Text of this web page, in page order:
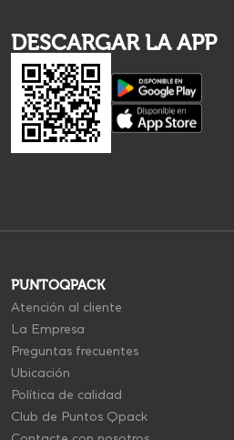
DESCARGAR LA APP
PUNTOQPACK
Atención al cliente
La Empresa
Preguntas frecuentes
Ubicación
Política de calidad
Club de Puntos Qpack